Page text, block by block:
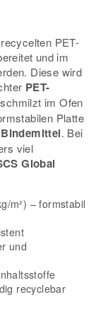
PET-
und im
Diese wird
PET-
schmilzt im Ofen
Platte
. Bei
viel
Global
m²) – formstabil
und
recyclebar